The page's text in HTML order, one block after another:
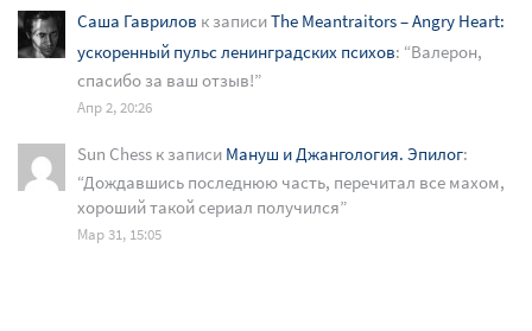
Саша Гаврилов к записиThe Meantraitors – Angry Heart:
ускоренный пульс ленинградских психов: “Валерон,
спасибо за ваш отзыв!”
Апр 2, 20:26
Sun Chess к записи Мануш и Джангология. Эпилог:
“Дождавшись последнюю часть, перечитал все махом,
хороший такой сериал получился”
Мар 31, 15:05